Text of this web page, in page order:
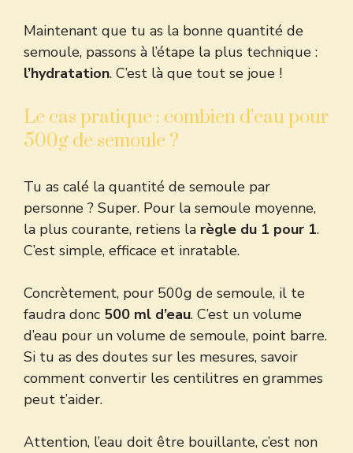
Maintenant que tu as la bonne quantité de
semoule, passons à l’étape la plus technique :
l’hydratation. C’est là que tout se joue !
Le cas pratique : combien d’eau pour
500g de semoule ?
Tu as calé la quantité de semoule par
personne ? Super. Pour la semoule moyenne,
la plus courante, retiens la règle du 1 pour 1.
C’est simple, efficace et inratable.
Concrètement, pour 500g de semoule, il te
faudra donc 500 ml d’eau. C’est un volume
d’eau pour un volume de semoule, point barre.
Si tu as des doutes sur les mesures, savoir
comment convertir les centilitres en grammes
peut t’aider.
Attention, l’eau doit être bouillante, c’est non